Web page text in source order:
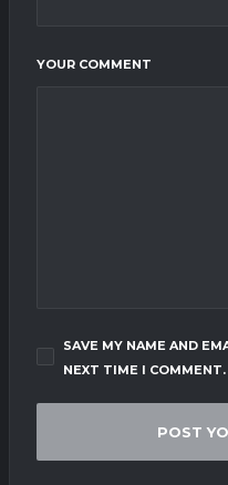
YOUR COMMENT
SAVE MY NAME AND
NEXT TIME I COMMENT.